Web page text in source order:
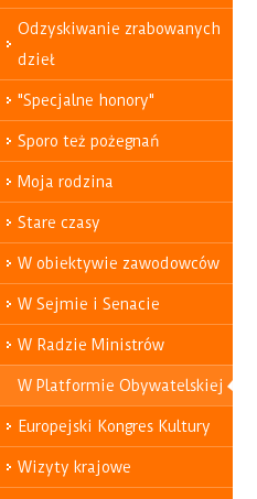
Odzyskiwanie zrabowanych
dzieł
"Specjalne honory"
Sporo też pożegnań
Moja rodzina
Stare czasy
W obiektywie zawodowców
W Sejmie i Senacie
W Radzie Ministrów
W Platformie Obywatelskiej
Europejski Kongres Kultury
Wizyty krajowe